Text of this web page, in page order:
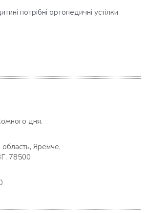
потрібні ортопедичні устілки
дня.
область, Яремче,
78500